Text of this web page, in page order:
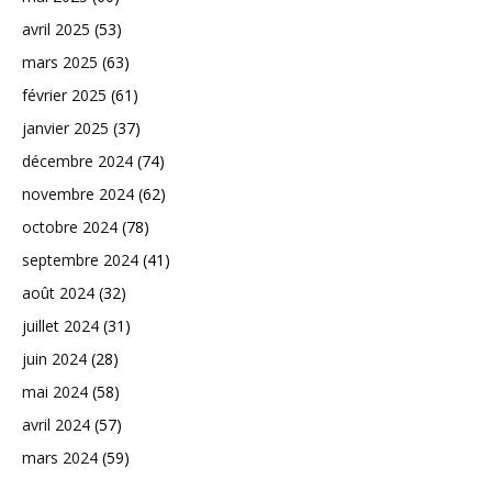
avril 2025 (53)
mars 2025 (63)
février 2025 (61)
janvier 2025 (37)
décembre 2024 (74)
novembre 2024 (62)
octobre 2024 (78)
septembre 2024 (41)
août 2024 (32)
juillet 2024 (31)
juin 2024 (28)
mai 2024 (58)
avril 2024 (57)
mars 2024 (59)